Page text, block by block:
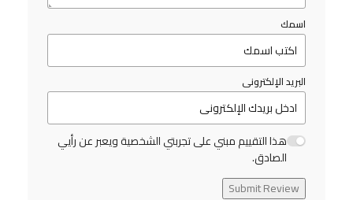
اسمك
البريد الإلكترونى
هذا التقييم مبني على تجربتي الشخصية ويعبر عن رأيي
الصادق.
Submit Review